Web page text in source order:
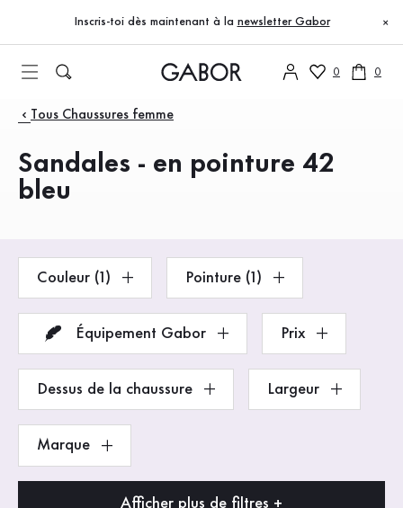
Accéder au contenu principal
Accéder à la table des matières
Accéder à la navigation principale
Inscris-toi dès maintenant à la newsletter Gabor ×
0 0
Produits
Tous Chaussures femme
Sandales - en pointure 42
bleu
Couleur (1) Pointure (1)
Équipement Gabor Prix
Dessus de la chaussure Largeur
Marque
Afficher plus de filtres +